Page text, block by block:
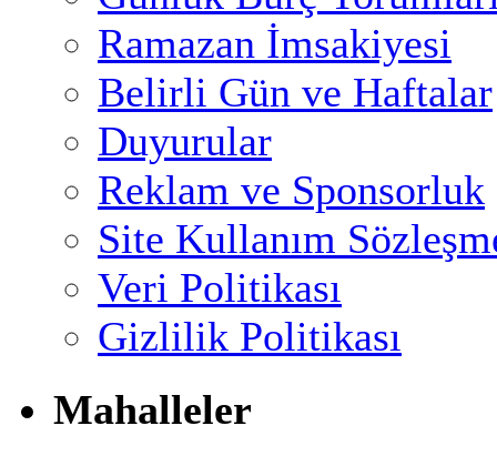
Ramazan İmsakiyesi
Belirli Gün ve Haftalar
Duyurular
Reklam ve Sponsorluk
Site Kullanım
Veri Politikası
Gizlilik Politikası
Mahalleler